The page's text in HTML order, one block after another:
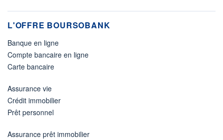
L'OFFRE BOURSOBANK
Banque en ligne
Compte bancaire en ligne
Carte bancaire
Assurance vie
Crédit immobilier
Prêt personnel
Assurance prêt immobilier